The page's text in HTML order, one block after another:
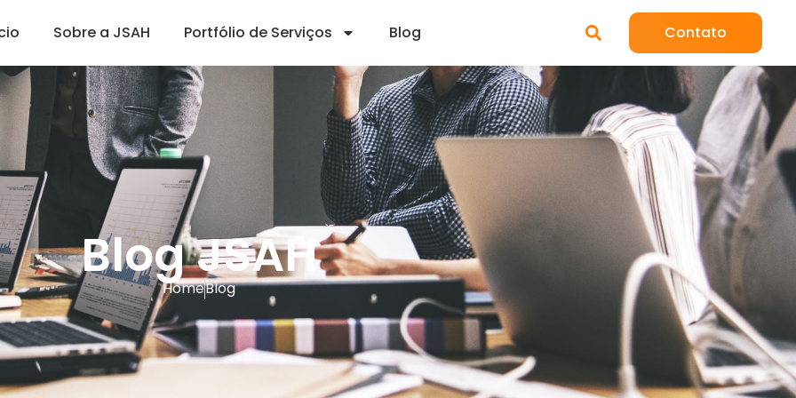
Sobre a JSAH Portfólio de Serviços Blog Contato
Blog JSAH
HomeBlog